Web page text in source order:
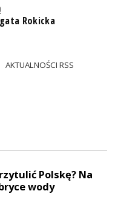
Rokicka
AKTUALNOŚCI RSS
Polskę? Na
wody